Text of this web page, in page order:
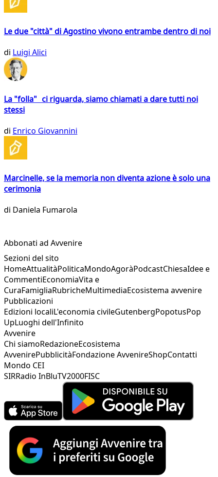
Le due "città" di Agostino vivono entrambe dentro di noi
di Luigi Alici
La "folla" ci riguarda, siamo chiamati a dare tutti noi
stessi
di Enrico Giovannini
Marcinelle, se la memoria non diventa azione è solo una
cerimonia
di Daniela Fumarola
Abbonati ad Avvenire
Sezioni del sito
HomeAttualitàPoliticaMondoAgoràPodcastChiesaIdee e
CommentiEconomiaVita e
CuraFamigliaRubricheMultimediaEcosistema avvenire
Pubblicazioni
Edizioni localiL'economia civileGutenbergPopotusPop
UpLuoghi dell'Infinito
Avvenire
Chi siamoRedazioneEcosistema
AvvenirePubblicitàFondazione AvvenireShopContatti
Mondo CEI
SIRRadio InBluTV2000FISC